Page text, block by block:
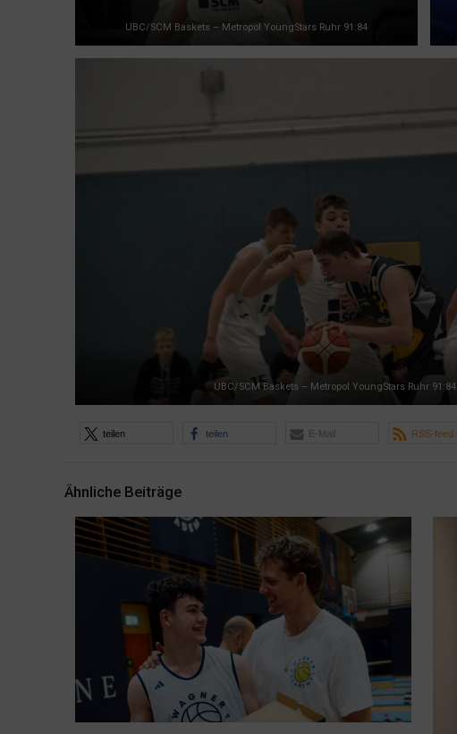
UBC/SCM Baskets – Metropol YoungStars Ruhr 91:84
UBC/SCM Baskets – Metropol YoungStars Ruhr 91:84
teilen teilen E-Mail RSS-feed
Ähnliche Beiträge